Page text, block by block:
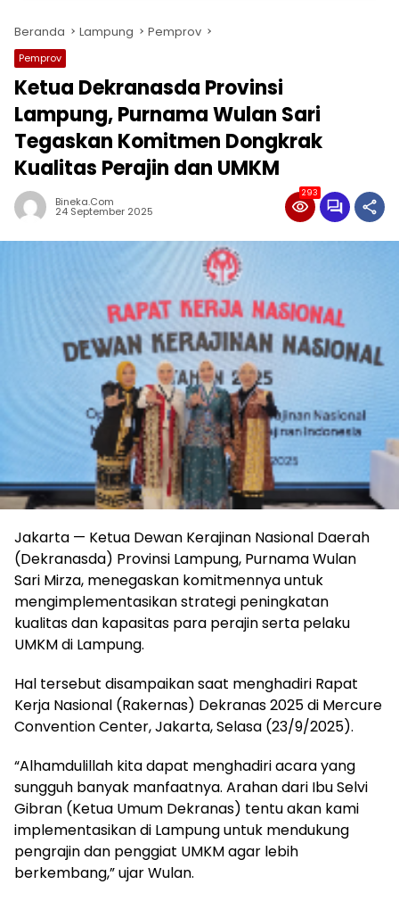
Beranda Lampung Pemprov
Pemprov
Ketua Dekranasda Provinsi
Lampung, Purnama Wulan Sari
Tegaskan Komitmen Dongkrak
Kualitas Perajin dan UMKM
Bineka.com
24 September 2025
293
Jakarta — Ketua Dewan Kerajinan Nasional Daerah
(Dekranasda) Provinsi Lampung, Purnama Wulan
Sari Mirza, menegaskan komitmennya untuk
mengimplementasikan strategi peningkatan
kualitas dan kapasitas para perajin serta pelaku
UMKM di Lampung.
Hal tersebut disampaikan saat menghadiri Rapat
Kerja Nasional (Rakernas) Dekranas 2025 di Mercure
Convention Center, Jakarta, Selasa (23/9/2025).
“Alhamdulillah kita dapat menghadiri acara yang
sungguh banyak manfaatnya. Arahan dari Ibu Selvi
Gibran (Ketua Umum Dekranas) tentu akan kami
implementasikan di Lampung untuk mendukung
pengrajin dan penggiat UMKM agar lebih
berkembang,” ujar Wulan.